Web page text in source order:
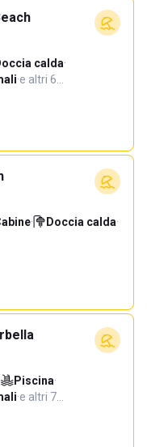
calda·
·e altri 6…
· Doccia calda·
Piscina·
·e altri 7…